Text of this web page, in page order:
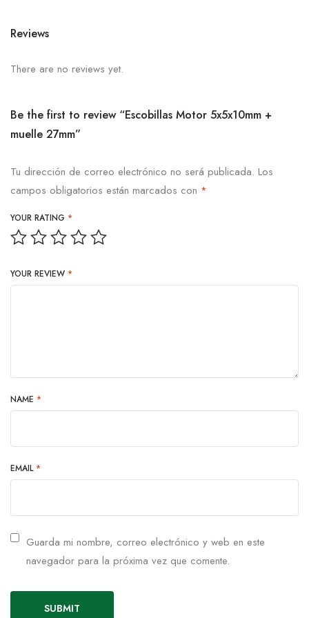
Reviews
There are no reviews yet.
Be the first to review “Escobillas Motor 5x5x10mm +
muelle 27mm”
Tu dirección de correo electrónico no será publicada. Los
campos obligatorios están marcados con *
YOUR RATING *
YOUR REVIEW *
NAME *
EMAIL *
Guarda mi nombre, correo electrónico y web en este
navegador para la próxima vez que comente.